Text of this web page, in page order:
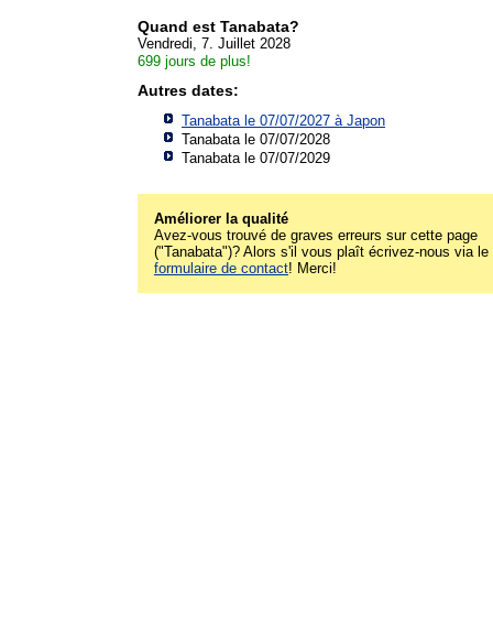
Quand est Tanabata?
Vendredi, 7. Juillet 2028
699 jours de plus!
Autres dates:
Tanabata le 07/07/2027 à Japon
Tanabata le 07/07/2028
Tanabata le 07/07/2029
Améliorer la qualité
Avez-vous trouvé de graves erreurs sur cette page
("Tanabata")? Alors s'il vous plaît écrivez-nous via le
formulaire de contact! Merci!